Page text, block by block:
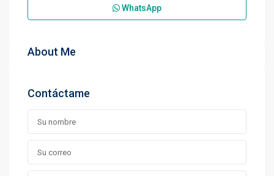
WhatsApp
About Me
Contáctame